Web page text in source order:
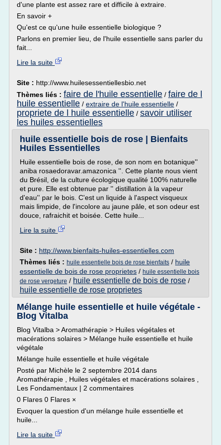
d'une plante est assez rare et difficile à extraire.
En savoir +
Qu'est ce qu'une huile essentielle biologique ?
Parlons en premier lieu, de l'huile essentielle sans parler du
fait...
Lire la suite
Site : http://www.huilesessentiellesbio.net
Thèmes liés : faire de l'huile essentielle / faire de l
huile essentielle / extraire de l'huile essentielle /
propriete de l huile essentielle / savoir utiliser
les huiles essentielles
huile essentielle bois de rose | Bienfaits
Huiles Essentielles
Huile essentielle bois de rose, de son nom en botanique''
aniba rosaedoravar.amazonica ''. Cette plante nous vient
du Brésil, de la culture écologique qualité 100% naturelle
et pure. Elle est obtenue par '' distillation à la vapeur
d'eau'' par le bois. C'est un liquide à l'aspect visqueux
mais limpide, de l'incolore au jaune pâle, et son odeur est
douce, rafraichit et boisée. Cette huile...
Lire la suite
Site : http://www.bienfaits-huiles-essentielles.com
Thèmes liés : huile essentielle bois de rose bienfaits / huile
essentielle de bois de rose proprietes / huile essentielle bois
de rose vergeture / huile essentielle de bois de rose /
huile essentielle de rose proprietes
Mélange huile essentielle et huile végétale -
Blog Vitalba
Blog Vitalba > Aromathérapie > Huiles végétales et
macérations solaires > Mélange huile essentielle et huile
végétale
Mélange huile essentielle et huile végétale
Posté par Michèle le 2 septembre 2014 dans
Aromathérapie , Huiles végétales et macérations solaires ,
Les Fondamentaux | 2 commentaires
0 Flares 0 Flares ×
Evoquer la question d'un mélange huile essentielle et
huile...
Lire la suite